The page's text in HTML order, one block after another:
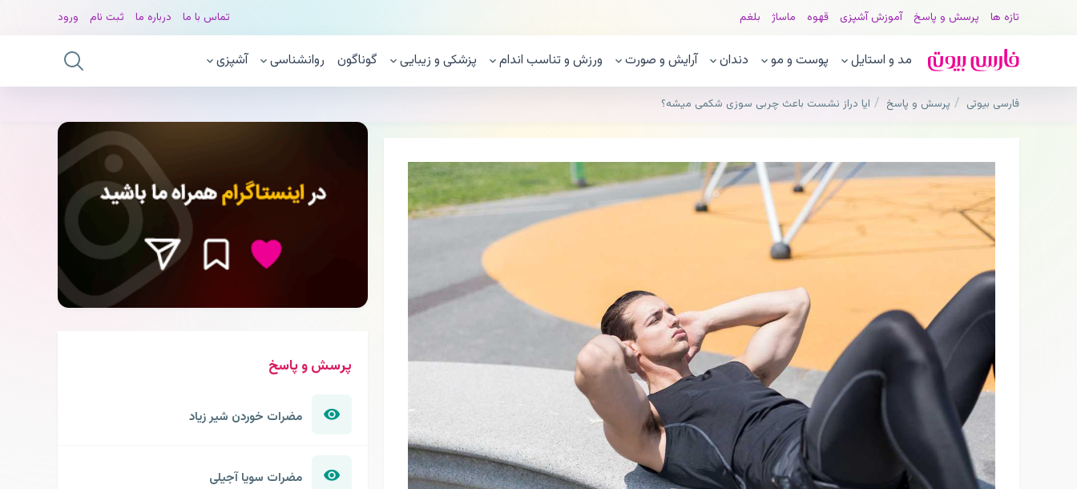
تازه ها پرسش و پاسخ آموزش آشپزی قهوه ماساژ بلغم تماس با ما درباره ما ثبت نام ورود
مد و استایل پوست و مو دندان آرایش و صورت ورزش و تناسب اندام پزشکی و زیبایی گوناگون روانشناسی آشپزی
فارسی بیوتی پرسش و پاسخ ایا دراز نشست باعث چربی سوزی شکمی میشه؟
پرسش و پاسخ
مضرات خوردن شیر زیاد
مضرات سویا آجیلی